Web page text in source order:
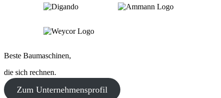
Beste Baumaschinen,
die sich rechnen.
Zum Unternehmensprofil